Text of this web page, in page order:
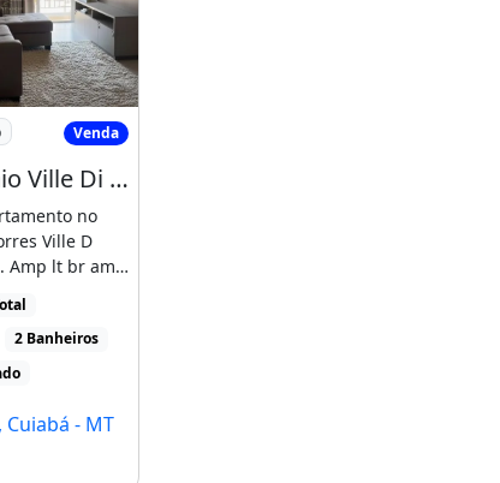
Ville Di Itália - Apartamento
Venda
Condomínio Ville Di Itália - Apartamento Padrão Condomínio Torres Ville D' Itália
no
Ville D
Amp lt br amp
[...]
2 Banheiros
- MT